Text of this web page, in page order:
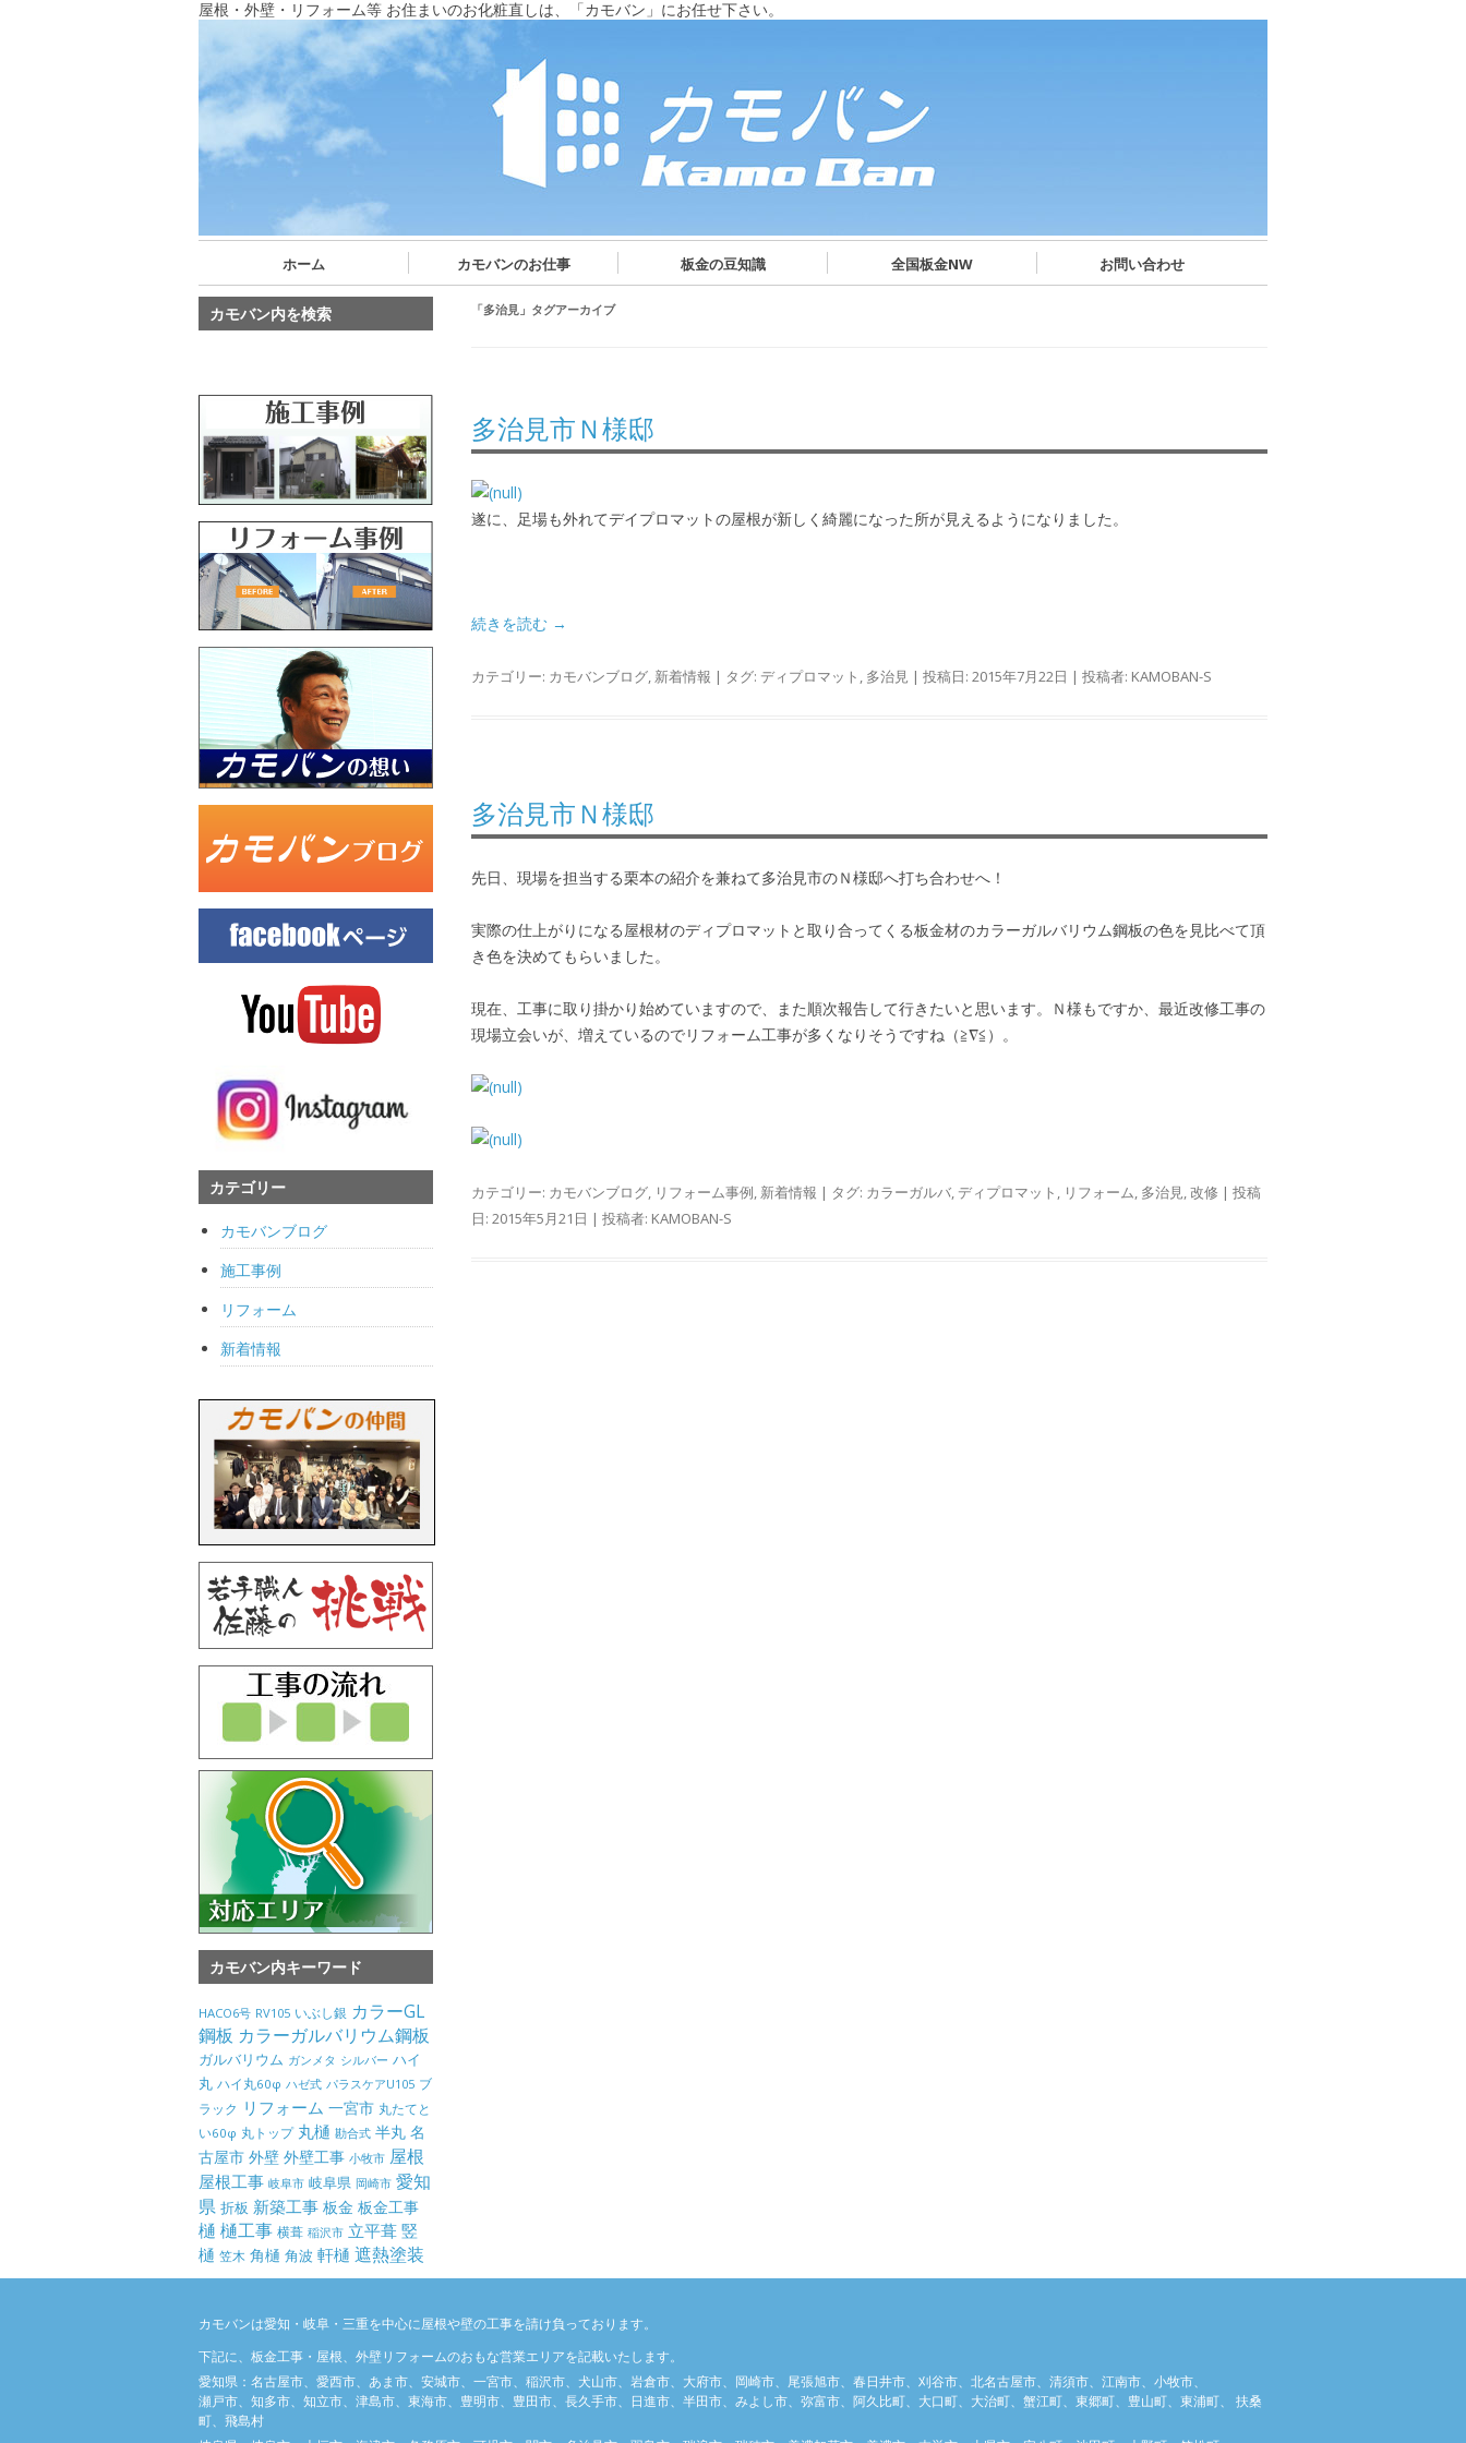
屋根・外壁・リフォーム等 お住まいのお化粧直しは、「カモバン」にお任せ下さい。
ホーム カモバンのお仕事 板金の豆知識 全国板金NW お問い合わせ
「多治見 」タグアーカイブ
多治見市Ｎ様邸
遂に、足場も外れてデイプロマットの屋根が新しく綺麗になった所が見えるようになりました。
続きを読む →
カテゴリー: カモバンブログ, 新着情報 | タグ: ディプロマット , 多治見 | 投稿日: 2015年7月22日 | 投稿者: KAMOBAN-S
多治見市Ｎ様邸
先日、現場を担当する栗本の紹介を兼ねて多治見市のＮ様邸へ打ち合わせへ！
実際の仕上がりになる屋根材のディプロマットと取り合ってくる板金材のカラーガルバリウム鋼板の色を見比べて頂
き色を決めてもらいました。
現在、工事に取り掛かり始めていますので、また順次報告して行きたいと思います。Ｎ様もですか、最近改修工事の
現場立会いが、増えているのでリフォーム工事が多くなりそうですね（≧∇≦）。
カテゴリー: カモバンブログ, リフォーム事例, 新着情報 | タグ: カラーガルバ, ディプロマット , リフォーム, 多治見,改修 | 投稿
日: 2015年5月21日 | 投稿者: KAMOBAN-S
カモバン内を検索
カテゴリー
カモバンブログ
施工事例
リフォーム
新着情報
カモバン内キーワード
HACO6号 RV105 いぶし銀 カラーGL
鋼板 カラーガルバリウム鋼板
ガルバリウム ガンメタ シルバー ハイ
丸 ハイ丸60φ ハゼ式 パラスケアU105 ブ
ラック リフォーム 一宮市 丸たてと
い60φ 丸トップ 丸樋 勘合式 半丸 名
古屋市 外壁 外壁工事 小牧市 屋根
屋根工事 岐阜市 岐阜県 岡崎市 愛知
県 折板 新築工事 板金 板金工事
樋 樋工事 横葺 稲沢市 立平葺 竪
樋 笠木 角樋 角波 軒樋 遮熱塗装
カモバンは愛知・岐阜・三重を中心に屋根や壁の工事を請け負っております。
下記に、板金工事・屋根、外壁リフォームのおもな営業エリアを記載いたします。
愛知県：名古屋市、愛西市、あま市、安城市、一宮市、稲沢市、犬山市、岩倉市、大府市、岡崎市、尾張旭市、春日井市、刈谷市、北名古屋市、清須市、江南市、小牧市、
瀬戸市、知多市、知立市、津島市、東海市、豊明市、豊田市、長久手市、日進市、半田市、みよし市、弥富市、阿久比町、大口町、大治町、蟹江町、東郷町、豊山町、東浦町、 扶桑
町、飛島村